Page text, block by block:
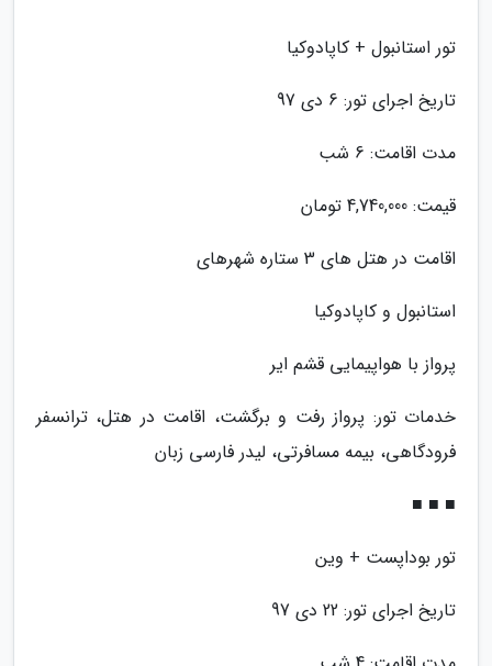
تور استانبول + کاپادوکیا
تاریخ اجرای تور: 6 دی 97
مدت اقامت: 6 شب
قیمت: 4,740,000 تومان
اقامت در هتل های 3 ستاره شهرهای
استانبول و کاپادوکیا
پرواز با هواپیمایی قشم ایر
خدمات تور: پرواز رفت و برگشت، اقامت در هتل، ترانسفر
فرودگاهی، بیمه مسافرتی، لیدر فارسی زبان
■ ■ ■
تور بوداپست + وین
تاریخ اجرای تور: 22 دی 97